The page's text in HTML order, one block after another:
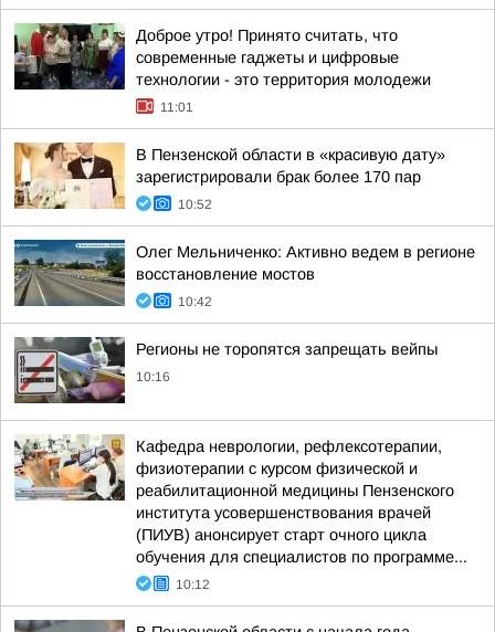
Доброе утро! Принято считать, что
современные гаджеты и цифровые
технологии - это территория молодежи
11:01
В Пензенской области в «красивую дату»
зарегистрировали брак более 170 пар
10:52
Олег Мельниченко: Активно ведем в регионе
восстановление мостов
10:42
Регионы не торопятся запрещать вейпы
10:16
Кафедра неврологии, рефлексотерапии,
физиотерапии с курсом физической и
реабилитационной медицины Пензенского
института усовершенствования врачей
(ПИУВ) анонсирует старт очного цикла
обучения для специалистов по программе...
10:12